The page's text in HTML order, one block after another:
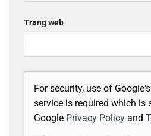
Trang web
For security, use of
service is required which is
Google Privacy Policy and